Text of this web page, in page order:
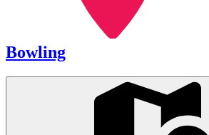
Bowling